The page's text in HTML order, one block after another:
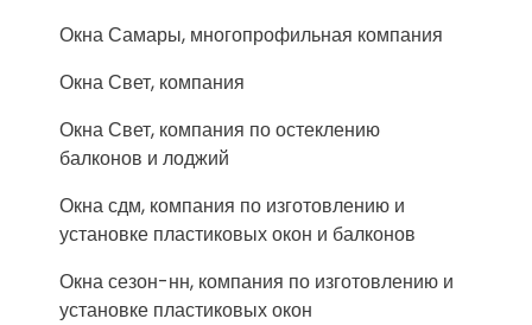
Окна Самары, многопрофильная компания
Окна Свет, компания
Окна Свет, компания по остеклению
балконов и лоджий
Окна сдм, компания по изготовлению и
установке пластиковых окон и балконов
Окна сезон-нн, компания по изготовлению и
установке пластиковых окон